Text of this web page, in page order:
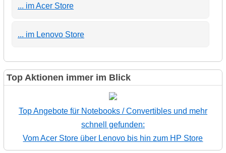
... im Acer Store
... im Lenovo Store
Top Aktionen immer im Blick
Top Angebote für Notebooks / Convertibles und mehr
schnell gefunden:
Vom Acer Store über Lenovo bis hin zum HP Store